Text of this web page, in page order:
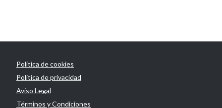
Política de cookies
Política de privacidad
Aviso Legal
Términos y Condiciones